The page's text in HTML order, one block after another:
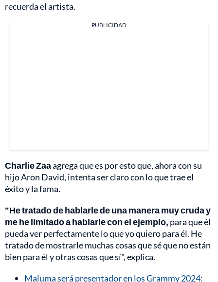
recuerda el artista.
PUBLICIDAD
Charlie Zaaagrega que es por esto que, ahora con su
hijo Aron David, intenta ser claro con lo que trae el
éxito y la fama.
"He tratado de hablarle de una manera muy cruda y
me he limitado a hablarle con el ejemplo, para que él
pueda ver perfectamente lo que yo quiero para él. He
tratado de mostrarle muchas cosas que sé que no están
bien para él y otras cosas que sí", explica.
Maluma será presentador en los Grammy 2024: